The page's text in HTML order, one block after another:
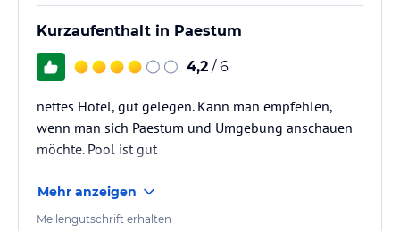
Kurzaufenthalt in Paestum
4,2 / 6
nettes Hotel, gut gelegen. Kann man empfehlen,
wenn man sich Paestum und Umgebung anschauen
möchte. Pool ist gut
Mehr anzeigen
Meilengutschrift erhalten